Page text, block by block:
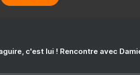
c'est lui ! Rencontre avec